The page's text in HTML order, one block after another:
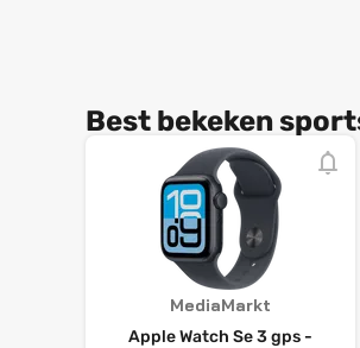
Best bekeken
MediaMarkt
Apple Watch Se 3 gps -